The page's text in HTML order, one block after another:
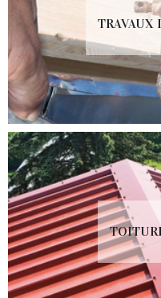
TRAVAUX